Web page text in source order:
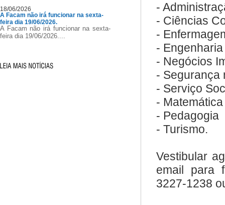
18/06/2026
A Facam não irá funcionar na sexta-
feira dia 19/06/2026.
A Facam não irá funcionar na sexta-
feira dia 19/06/2026....
-
- Ciências
-
-
- Negócios
- Segurança
- Serviço
- Matemática
- Pedagogia
- Turismo.
Vestibular
email para
3227-1238